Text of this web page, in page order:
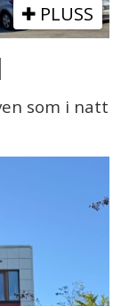
PLUSS
som i natt